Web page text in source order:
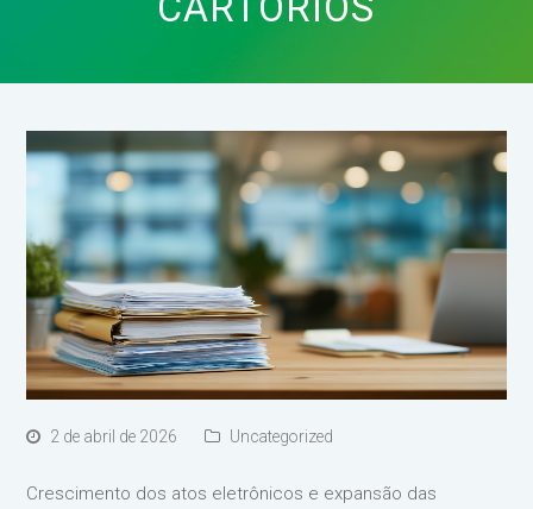
2 de abril de 2026 Uncategorized
Crescimento dos atos eletrônicos e expansão das